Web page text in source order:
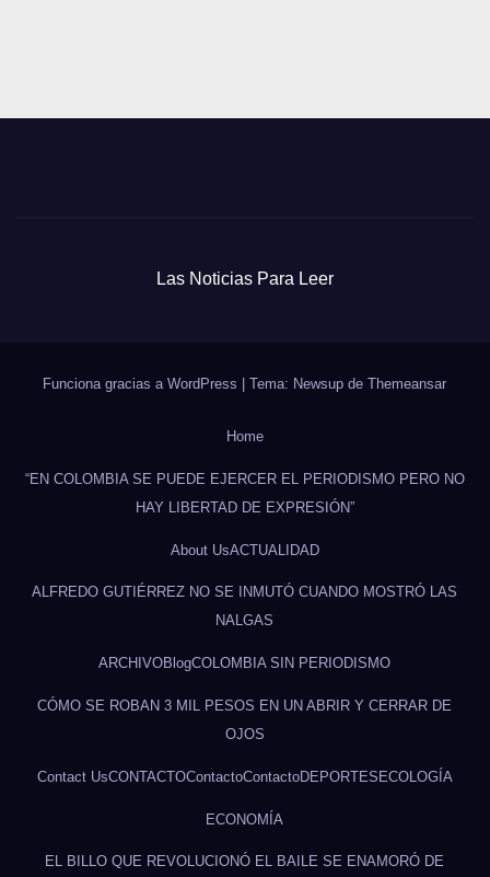
Las Noticias Para Leer
Funciona gracias a WordPress |Tema: Newsup deThemeansar
Home
“EN COLOMBIA SE PUEDE EJERCER EL PERIODISMO PERO NO
HAY LIBERTAD DE EXPRESIÓN”
About UsACTUALIDAD
ALFREDO GUTIÉRREZ NO SE INMUTÓ CUANDO MOSTRÓ LAS
NALGAS
ARCHIVOBlogCOLOMBIA SIN PERIODISMO
CÓMO SE ROBAN 3 MIL PESOS EN UN ABRIR Y CERRAR DE
OJOS
Contact UsCONTACTOContactoContactoDEPORTESECOLOGÍA
ECONOMÍA
EL BILLO QUE REVOLUCIONÓ EL BAILE SE ENAMORÓ DE